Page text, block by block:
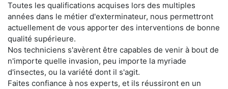
Toutes les qualifications acquises lors des multiples
années dans le métier d'exterminateur, nous permettront
actuellement de vous apporter des interventions de bonne
qualité supérieure.
Nos techniciens s'avèrent être capables de venir à bout de
n'importe quelle invasion, peu importe la myriade
d'insectes, ou la variété dont il s'agit.
Faites confiance à nos experts, et ils réussiront en un